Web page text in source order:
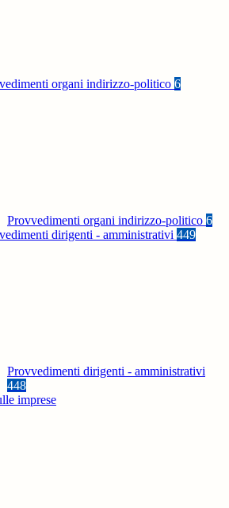
organi indirizzo-politico 6
Provvedimenti organi indirizzo-politico 6
dirigenti - amministrativi 449
Provvedimenti dirigenti - amministrativi
448
imprese